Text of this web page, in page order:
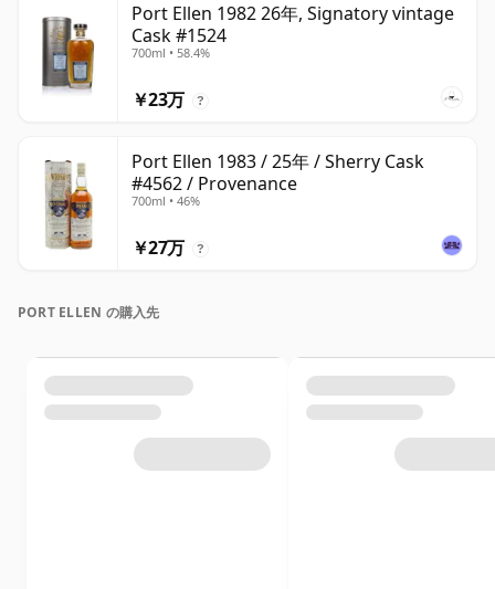
Port Ellen 1982 26年, Signatory vintage
Cask #1524
700ml • 58.4%
￥23万 ?
Port Ellen 1983 / 25年 / Sherry Cask
#4562 / Provenance
700ml • 46%
￥27万 ?
PORT ELLEN の購入先